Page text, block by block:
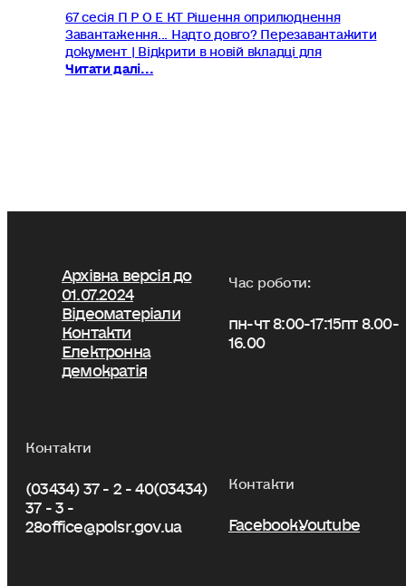
67 сесія П Р О Е КТ Рішення оприлюднення
Завантаження... Надто довго? Перезавантажити
документ | Відкрити в новій вкладці для
Читати далі...
Архівна версія до
01.07.2024
Відеоматеріали
Контакти
Електронна
демократія
Час роботи:
пн-чт 8:00-17:15пт 8.00-
16.00
Контакти
(03434) 37 - 2 - 40(03434)
37 - 3 -
28office@polsr.gov.ua
Контакти
FacebookYoutube